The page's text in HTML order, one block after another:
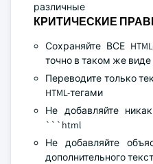
различные
КРИТИЧЕСКИЕ
Сохраняйте ВСЕ
точно в таком же виде
Переводите только
HTML-тегами
Не добавляйте
```html
Не добавляйте
дополнительного